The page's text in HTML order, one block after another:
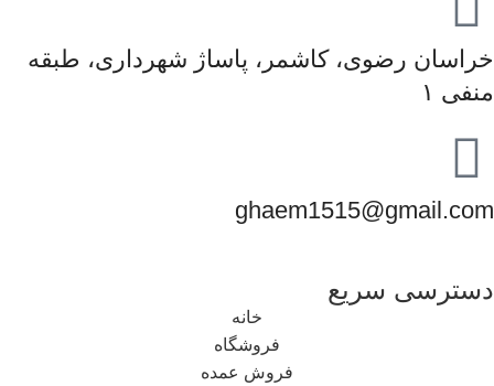
خراسان رضوی، کاشمر، پاساژ شهرداری، طبقه
منفی ۱
ghaem1515@gmail.com
دسترسی سریع
خانه
فروشگاه
فروش عمده